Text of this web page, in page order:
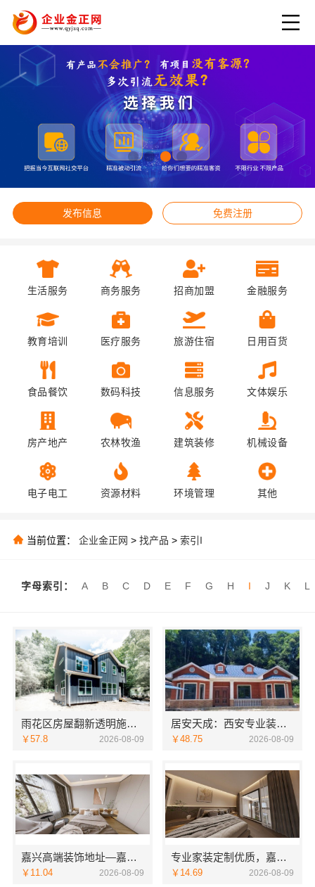
发布信息 免费注册
生活服务 商务服务 招商加盟 金融服务
教育培训 医疗服务 旅游住宿 日用百货
食品餐饮 数码科技 信息服务 文体娱乐
房产地产 农林牧渔 建筑装修 机械设备
电子电工 资源材料 环境管理 其他
当前位置： 企业金正网 > 找产品 > 索引I
字母索引： A B C D E F G H I J K L
雨花区房屋翻新透明施工湖南创益讯建筑有限公司
￥57.8 2026-08-09
居安天成：西安专业装修平层 免费量房出方案
￥48.75 2026-08-09
嘉兴高端装饰地址—嘉兴锦居装饰材料有限公司
￥11.04 2026-08-09
专业家装定制优质，嘉兴绿色之家建材科技有限公司
￥14.69 2026-08-09